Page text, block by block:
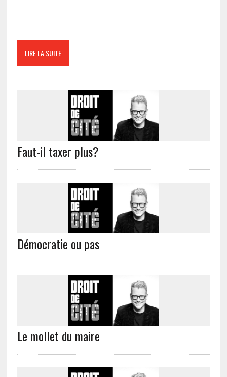
LIRE LA SUITE
Faut-il taxer plus?
Démocratie ou pas
Le mollet du maire